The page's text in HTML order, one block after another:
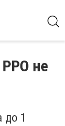
РРО не
до 1